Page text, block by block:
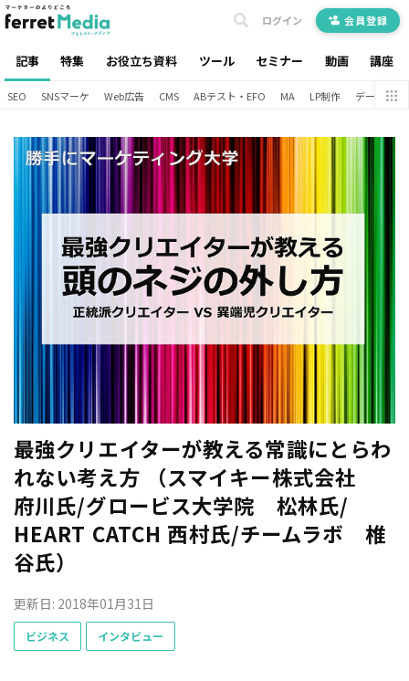
記事 特集 お役立ち資料 ツール セミナー 動画 講座
ログイン 会員登録
SEO SNSマーケ Web広告 CMS ABテスト・EFO MA LP制作 データ分析
最強クリエイターが教える常識にとらわ
れない考え方 （スマイキー株式会社
府川氏/グロービス大学院 松林氏/
HEART CATCH 西村氏/チームラボ 椎
谷氏）
更新日: 2018年01月31日
ビジネス インタビュー